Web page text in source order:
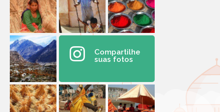
Compartilhe
suas fotos